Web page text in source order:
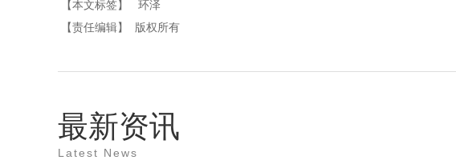
【本文标签】
环泽
【责任编辑】
版权所有
最新资讯
Latest News